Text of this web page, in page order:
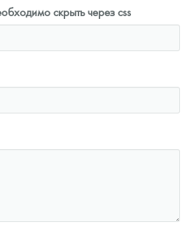
скрыть через css